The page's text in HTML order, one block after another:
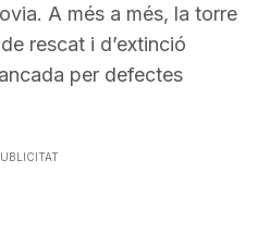
A més a més, la torre
rescat i d’extinció
per defectes